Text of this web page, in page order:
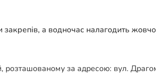
а водночас налагодить
розташованому за адресою: вул.